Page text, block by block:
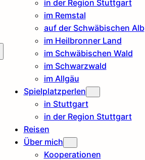
in der Region Stuttgart
im Remstal
auf der Schwäbischen Alb
im Heilbronner Land
im Schwäbischen Wald
im Schwarzwald
im Allgäu
Spielplatzperlen
in Stuttgart
in der Region Stuttgart
Reisen
Über mich
Kooperationen